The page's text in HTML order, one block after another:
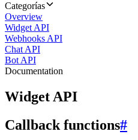
Categorías
Overview
Widget API
Webhooks API
Chat API
Bot API
Documentation
Widget API
Callback functions#